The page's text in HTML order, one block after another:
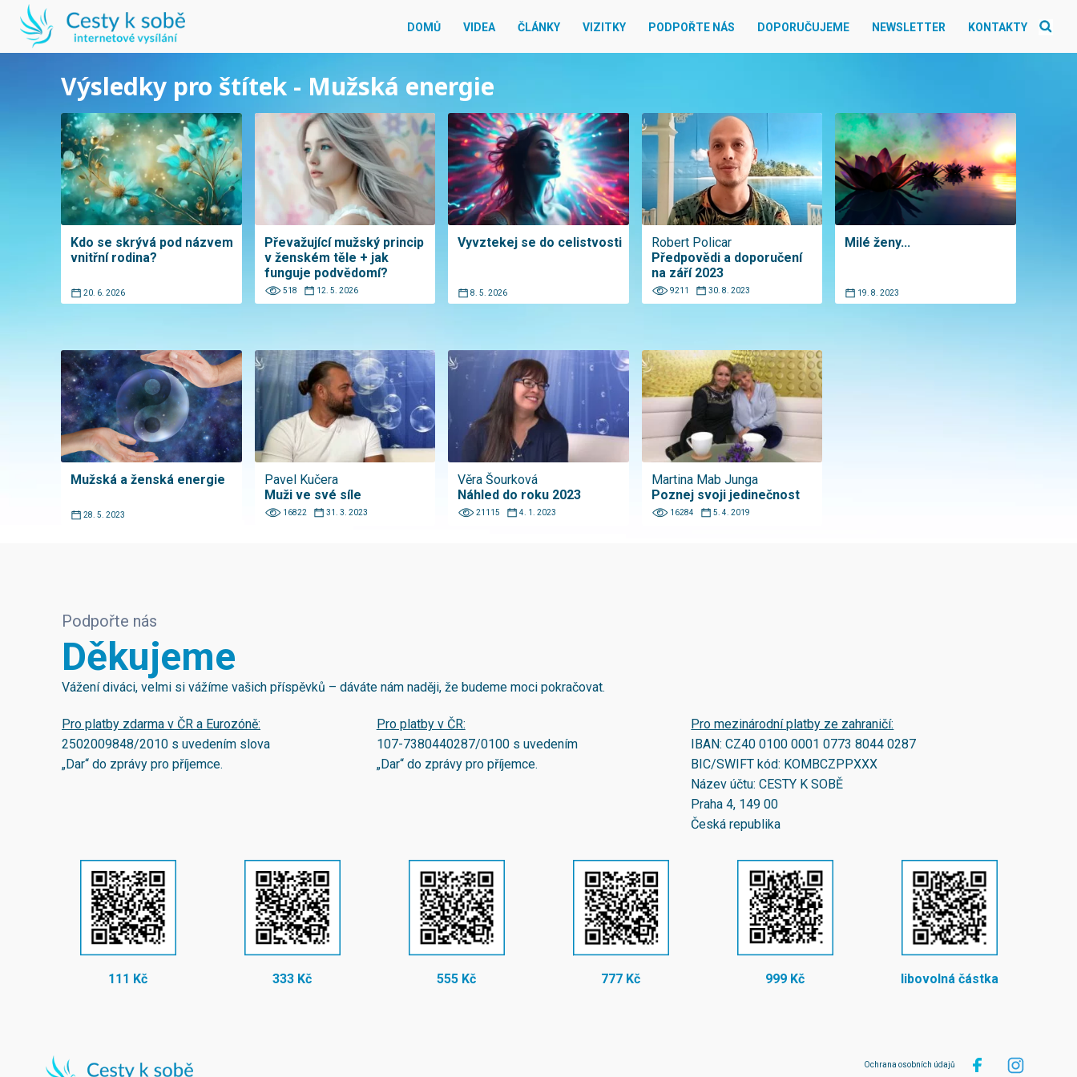
DOMŮ VIDEA ČLÁNKY VIZITKY PODPOŘTE NÁS DOPORUČUJEME NEWSLETTER KONTAKTY
Výsledky pro štítek - Mužská energie
Kdo se skrývá pod názvem
vnitřní rodina?
20. 6. 2026
Převažující mužský princip
v ženském těle + jak
funguje podvědomí?
518 12. 5. 2026
Vyvztekej se do celistvosti
8. 5. 2026
Robert Policar
Předpovědi a doporučení
na září 2023
9211 30. 8. 2023
Milé ženy...
19. 8. 2023
Mužská a ženská energie
28. 5. 2023
Pavel Kučera
Muži ve své síle
16822 31. 3. 2023
Věra Šourková
Náhled do roku 2023
21115 4. 1. 2023
Martina Mab Junga
Poznej svoji jedinečnost
16284 5. 4. 2019
Podpořte nás
Děkujeme
Vážení diváci, velmi si vážíme vašich příspěvků – dáváte nám naději, že budeme moci pokračovat.
Pro platby zdarma v ČR a Eurozóně:
2502009848/2010 s uvedením slova
„Dar“ do zprávy pro příjemce.
Pro platby v ČR:
107-7380440287/0100s uvedením
„Dar“ do zprávy pro příjemce.
Pro mezinárodní platby ze zahraničí:
IBAN:CZ40 0100 0001 0773 8044 0287
BIC/SWIFT kód: KOMBCZPPXXX
Název účtu: CESTY K SOBĚ
Praha 4, 149 00
Česká republika
111 Kč 333 Kč 555 Kč 777 Kč 999 Kč libovolná částka
Ochrana osobních údajů